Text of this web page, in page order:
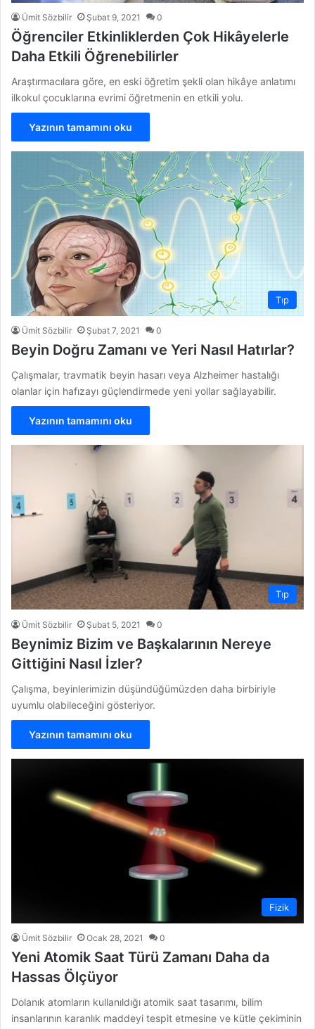
Ümit Sözbilir Şubat 9, 2021 0
Öğrenciler Etkinliklerden Çok Hikâyelerle
Daha Etkili Öğrenebilirler
Araştırmacılara göre, en eski öğretim şekli olan hikâye anlatımı
ilkokul çocuklarına evrimi öğretmenin en etkili yolu.
Yazının tamamını oku
Tıp
Ümit Sözbilir Şubat 7, 2021 0
Beyin Doğru Zamanı ve Yeri Nasıl Hatırlar?
Çalışmalar, travmatik beyin hasarı veya Alzheimer hastalığı
olanlar için hafızayı güçlendirmede yeni yollar sağlayabilir.
Yazının tamamını oku
Tıp
Ümit Sözbilir Şubat 5, 2021 0
Beynimiz Bizim ve Başkalarının Nereye
Gittiğini Nasıl İzler?
Çalışma, beyinlerimizin düşündüğümüzden daha birbiriyle
uyumlu olabileceğini gösteriyor.
Yazının tamamını oku
Fizik
Ümit Sözbilir Ocak 28, 2021 0
Yeni Atomik Saat Türü Zamanı Daha da
Hassas Ölçüyor
Dolanık atomların kullanıldığı atomik saat tasarımı, bilim
insanlarının karanlık maddeyi tespit etmesine ve kütle çekiminin